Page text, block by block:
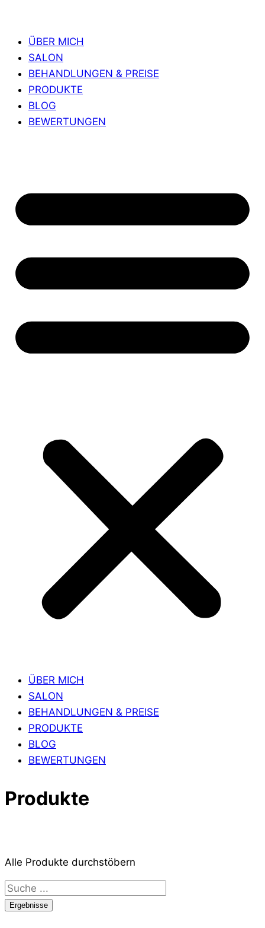
ÜBER MICH
SALON
BEHANDLUNGEN & PREISE
PRODUKTE
BLOG
BEWERTUNGEN
ÜBER MICH
SALON
BEHANDLUNGEN & PREISE
PRODUKTE
BLOG
BEWERTUNGEN
Produkte
Alle Produkte durchstöbern
Search
...Ergebnisse